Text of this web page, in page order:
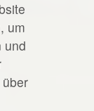
um
und